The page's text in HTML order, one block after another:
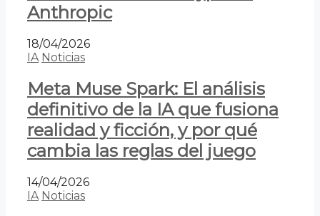
Anthropic
18/04/2026
IA Noticias
Meta Muse Spark: El análisis
definitivo de la IA que fusiona
realidad y ficción, y por qué
cambia las reglas del juego
14/04/2026
IA Noticias